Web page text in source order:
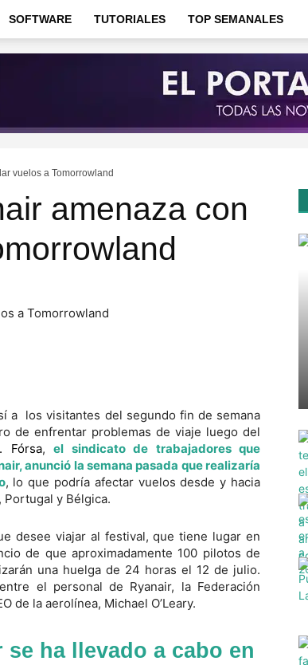
SOFTWARE TUTORIALES TOP SEMANALES
vuelos a Tomorrowland
amenaza con
a los visitantes del segundo fin de semana
de enfrentar problemas de viaje luego del
Fórsa, el sindicato de trabajadores que
anunció la semana pasada que realizaría
, lo que podría afectar vuelos desde y hacia
Portugal y Bélgica.
desee viajar al festival, que tiene lugar en
de que aproximadamente 100 pilotos de
una huelga de 24 horas el 12 de julio.
el personal de Ryanair, la Federación
de la aerolínea, Michael O’Leary.
ha llevado a cabo en